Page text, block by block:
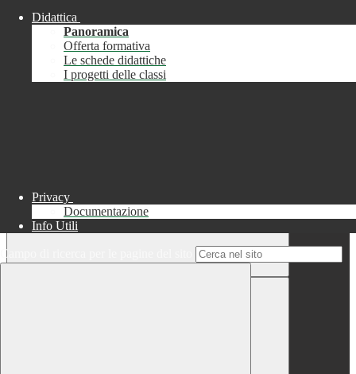
Chiudi
Informazione
Didattica
Panoramica
Offerta formativa
Le schede didattiche
I progetti delle classi
Privacy
Documentazione
Info Utili
Campo di ricerca per le pagine del sito